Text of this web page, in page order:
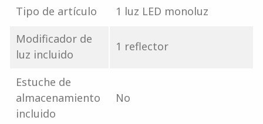
Tipo de artículo
1 luz LED monoluz
Modificador de
luz incluido
1 reflector
Estuche de
almacenamiento
incluido
No